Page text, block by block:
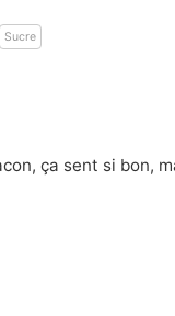
Sucre
ça sent si bon,